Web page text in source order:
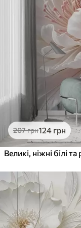
207грн124 грн